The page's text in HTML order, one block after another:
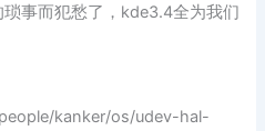
事而犯愁了，kde3.4全为我们
kanker/os/udev-hal-